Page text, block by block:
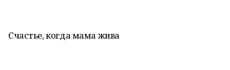
Счастье, когда мама жива